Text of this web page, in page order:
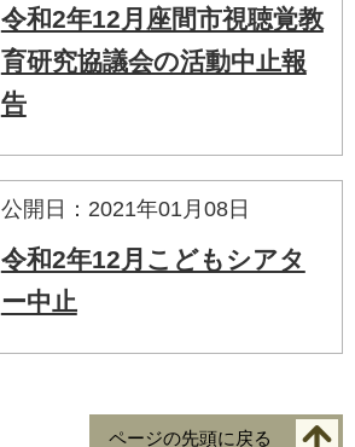
令和2年12月座間市視聴覚教
育研究協議会の活動中止報
告
公開日：2021年01月08日
令和2年12月こどもシアタ
ー中止
ページの先頭に戻る